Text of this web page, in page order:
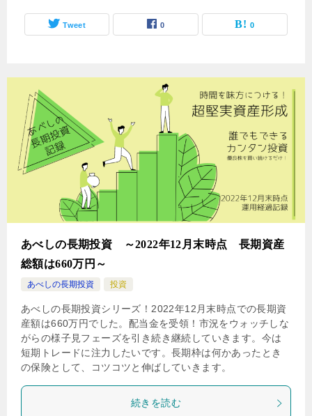
Tweet 0 0
あべしの長期投資 ～2022年12月末時点 長期資産
総額は660万円～
あべしの長期投資 投資
あべしの長期投資シリーズ！2022年12月末時点での長期資
産額は660万円でした。配当金を受領！市況をウォッチしな
がらの様子見フェーズを引き続き継続していきます。今は
短期トレードに注力したいです。長期枠は何かあったとき
の保険として、コツコツと伸ばしていきます。
続きを読む